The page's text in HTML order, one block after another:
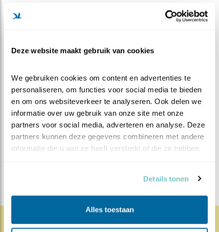
Deze website maakt gebruik van cookies
We gebruiken cookies om content en advertenties te
personaliseren, om functies voor social media te bieden
en om ons websiteverkeer te analyseren. Ook delen we
informatie over uw gebruik van onze site met onze
partners voor social media, adverteren en analyse. Deze
partners kunnen deze gegevens combineren met andere
informatie die u aan ze heeft verstrekt of die ze hebben
Details tonen
Alles toestaan
wij kunnen achteraf meekijken om te zien wat het is.
Vind ik leuk
Bewaar deze blog
MEER OVER
Zeearend
Alle Beleef de
Lente blogs